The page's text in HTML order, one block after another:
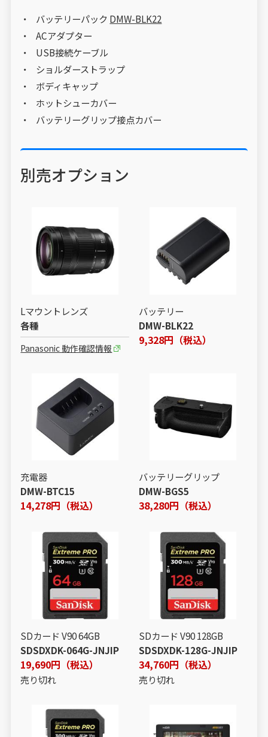
バッテリーパック DMW-BLK22
ACアダプター
USB接続ケーブル
ショルダーストラップ
ボディキャップ
ホットシューカバー
バッテリーグリップ接点カバー
別売オプション
Lマウントレンズ
各種
Panasonic 動作確認情報
バッテリー
DMW-BLK22
9,328円（税込）
充電器
DMW-BTC15
14,278円（税込）
バッテリーグリップ
DMW-BGS5
38,280円（税込）
SDカード V90 64GB
SDSDXDK-064G-JNJIP
19,690円（税込）
売り切れ
SDカード V90 128GB
SDSDXDK-128G-JNJIP
34,760円（税込）
売り切れ